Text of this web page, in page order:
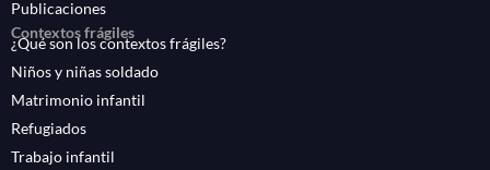
Publicaciones
Contextos frágiles
¿Qué son los contextos frágiles?
Niños y niñas soldado
Matrimonio infantil
Refugiados
Trabajo infantil